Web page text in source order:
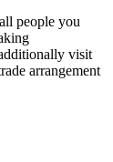
people you
visit
arrangement